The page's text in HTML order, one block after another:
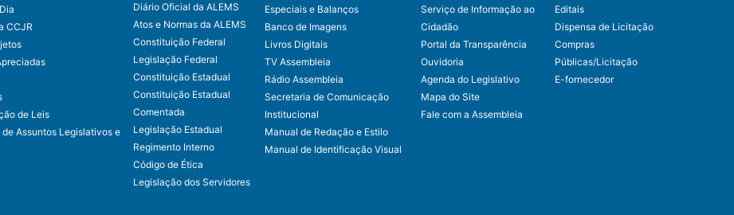
CCJR
de Leis
Assuntos Legislativos e
Diário Oficial da ALEMS
Atos e Normas da ALEMS
Constituição Federal
Legislação Federal
Constituição Estadual
Constituição Estadual
Comentada
Legislação Estadual
Regimento Interno
Código de Ética
Legislação dos Servidores
Especiais e Balanços
Banco de Imagens
Livros Digitais
TV Assembleia
Rádio Assembleia
Secretaria de Comunicação
Institucional
Manual de Redação e Estilo
Manual de Identificação Visual
Serviço de Informação ao
Cidadão
Portal da Transparência
Ouvidoria
Agenda do Legislativo
Mapa do Site
Fale com a Assembleia
Editais
Dispensa de Licitação
Compras
Públicas/Licitação
E-fornecedor